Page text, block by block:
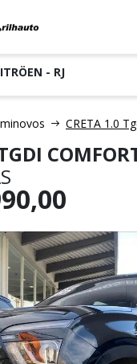
- RJ
CRETA 1.0